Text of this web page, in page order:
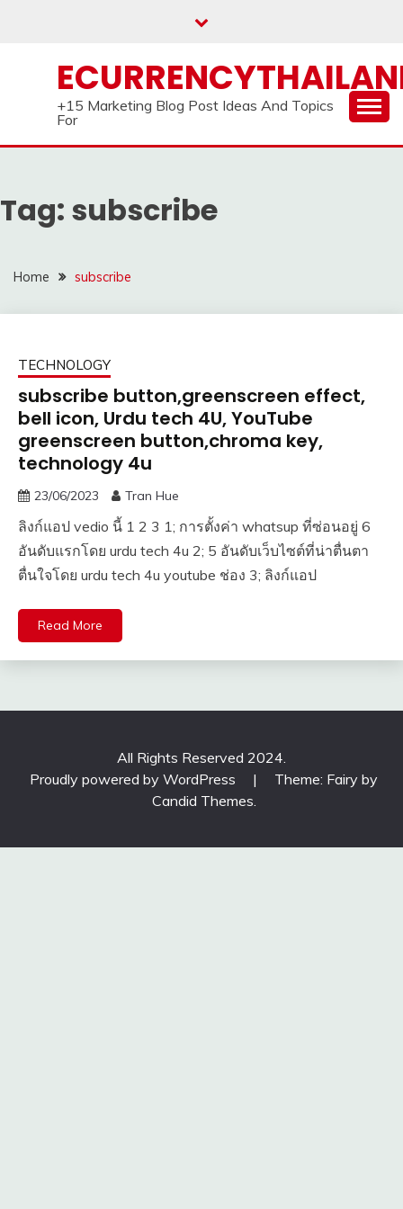
+15 Marketing Blog Post Ideas And Topics
For
Tag: subscribe
Home subscribe
TECHNOLOGY
subscribe button,greenscreen effect,
bell icon, Urdu tech 4U, YouTube
greenscreen button,chroma key,
technology 4u
23/06/2023 Tran Hue
ลิงก์แอป vedio นี้ 1 2 3 1; การตั้งค่า whatsup ที่ซ่อนอยู่ 6
อันดับแรกโดย urdu tech 4u 2; 5 อันดับเว็บไซต์ที่น่าตื่นตา
ตื่นใจโดย urdu tech 4u youtube ช่อง 3; ลิงก์แอป
Read More
All Rights Reserved 2024.
Proudly powered by WordPress
|
Theme: Fairy by
Candid Themes.